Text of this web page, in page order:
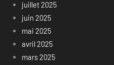
juillet 2025
juin 2025
mai 2025
avril 2025
mars 2025